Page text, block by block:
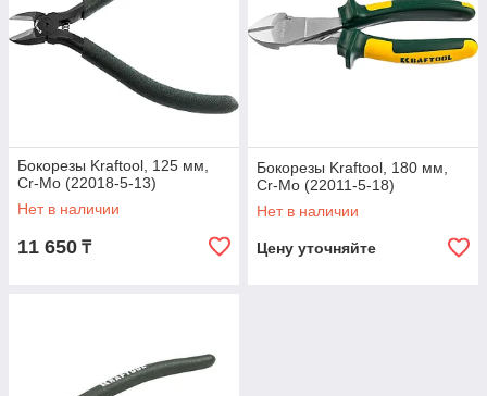
Бокорезы Kraftool, 125 мм,
Cr-Mo (22018-5-13)
Нет в наличии
11 650 ₸
Бокорезы Kraftool, 180 мм,
Cr-Mo (22011-5-18)
Нет в наличии
Цену уточняйте